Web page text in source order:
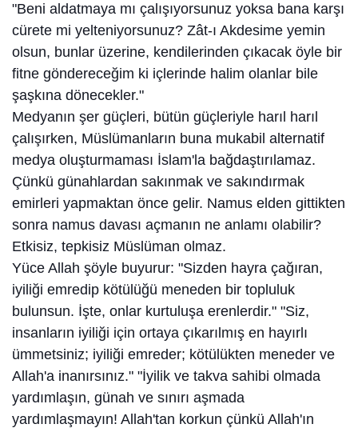
"Beni aldatmaya mı çalışıyorsunuz yoksa bana karşı
cürete mi yelteniyorsunuz? Zât-ı Akdesime yemin
olsun, bunlar üzerine, kendilerinden çıkacak öyle bir
fitne göndereceğim ki içlerinde halim olanlar bile
şaşkına dönecekler."
Medyanın şer güçleri, bütün güçleriyle harıl harıl
çalışırken, Müslümanların buna mukabil alternatif
medya oluşturmaması İslam'la bağdaştırılamaz.
Çünkü günahlardan sakınmak ve sakındırmak
emirleri yapmaktan önce gelir. Namus elden gittikten
sonra namus davası açmanın ne anlamı olabilir?
Etkisiz, tepkisiz Müslüman olmaz.
Yüce Allah şöyle buyurur: "Sizden hayra çağıran,
iyiliği emredip kötülüğü meneden bir topluluk
bulunsun. İşte, onlar kurtuluşa erenlerdir." "Siz,
insanların iyiliği için ortaya çıkarılmış en hayırlı
ümmetsiniz; iyiliği emreder; kötülükten meneder ve
Allah'a inanırsınız." "İyilik ve takva sahibi olmada
yardımlaşın, günah ve sınırı aşmada
yardımlaşmayın! Allah'tan korkun çünkü Allah'ın